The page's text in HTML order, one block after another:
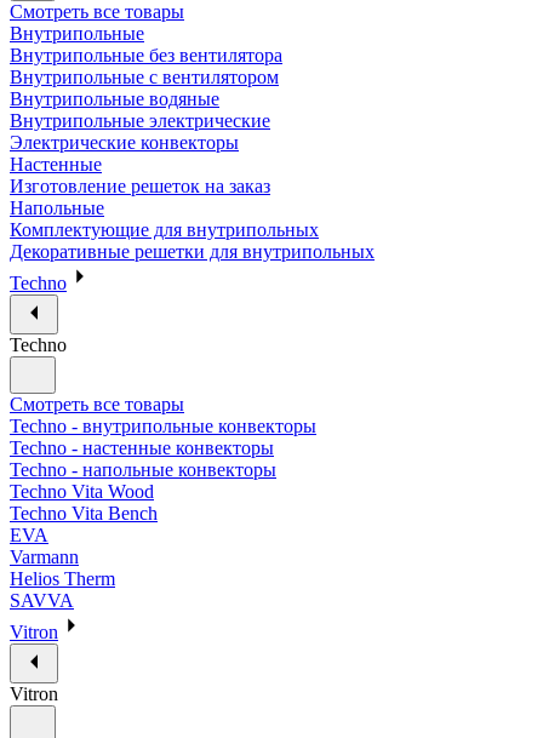
Смотреть все товары
Внутрипольные
Внутрипольные без вентилятора
Внутрипольные с вентилятором
Внутрипольные водяные
Внутрипольные электрические
Электрические конвекторы
Настенные
Изготовление решеток на заказ
Напольные
Комплектующие для внутрипольных
Декоративные решетки для внутрипольных
Techno
Techno
Смотреть все товары
Techno - внутрипольные конвекторы
Techno - настенные конвекторы
Techno - напольные конвекторы
Techno Vita Wood
Techno Vita Bench
EVA
Varmann
Helios Therm
SAVVA
Vitron
Vitron